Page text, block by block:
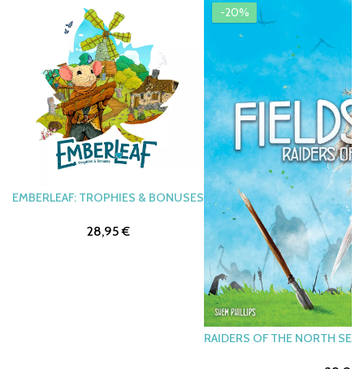
EMBERLEAF: TROPHIES & BONUSES
28,95 €
-20%
RAIDERS OF THE NORTH